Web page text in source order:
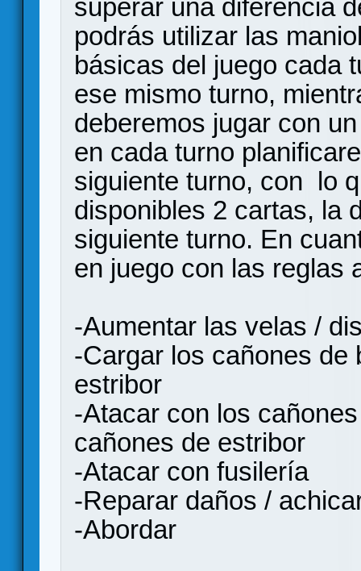
superar una diferencia
podrás utilizar las
básicas del juego cada
ese mismo turno,
deberemos jugar con
en cada turno
siguiente turno, con lo
disponibles 2 cartas, la
siguiente turno. En
en juego con las reglas
-Aumentar las velas /
-Cargar los cañones de
estribor
-Atacar con los
cañones de estribor
-Atacar con fusilería
-Reparar daños /
-Abordar